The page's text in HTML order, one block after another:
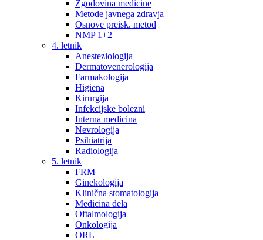
Zgodovina medicine
Metode javnega zdravja
Osnove preisk. metod
NMP 1+2
4. letnik
Anesteziologija
Dermatovenerologija
Farmakologija
Higiena
Kirurgija
Infekcijske bolezni
Interna medicina
Nevrologija
Psihiatrija
Radiologija
5. letnik
FRM
Ginekologija
Klinična stomatologija
Medicina dela
Oftalmologija
Onkologija
ORL